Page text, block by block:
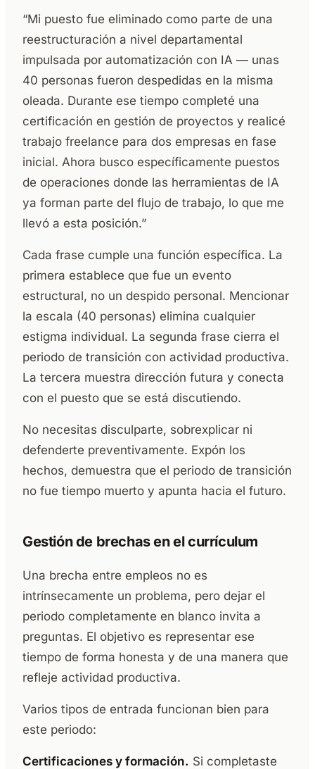
“Mi puesto fue eliminado como parte de una
reestructuración a nivel departamental
impulsada por automatización con IA — unas
40 personas fueron despedidas en la misma
oleada. Durante ese tiempo completé una
certificación en gestión de proyectos y realicé
trabajo freelance para dos empresas en fase
inicial. Ahora busco específicamente puestos
de operaciones donde las herramientas de IA
ya forman parte del flujo de trabajo, lo que me
llevó a esta posición.”
Cada frase cumple una función específica. La
primera establece que fue un evento
estructural, no un despido personal. Mencionar
la escala (40 personas) elimina cualquier
estigma individual. La segunda frase cierra el
periodo de transición con actividad productiva.
La tercera muestra dirección futura y conecta
con el puesto que se está discutiendo.
No necesitas disculparte, sobrexplicar ni
defenderte preventivamente. Expón los
hechos, demuestra que el periodo de transición
no fue tiempo muerto y apunta hacia el futuro.
Gestión de brechas en el currículum
Una brecha entre empleos no es
intrínsecamente un problema, pero dejar el
periodo completamente en blanco invita a
preguntas. El objetivo es representar ese
tiempo de forma honesta y de una manera que
refleje actividad productiva.
Varios tipos de entrada funcionan bien para
este periodo:
Certificaciones y formación. Si completaste